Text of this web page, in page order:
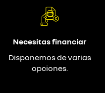
Necesitas financiar
Disponemos de varias
opciones.